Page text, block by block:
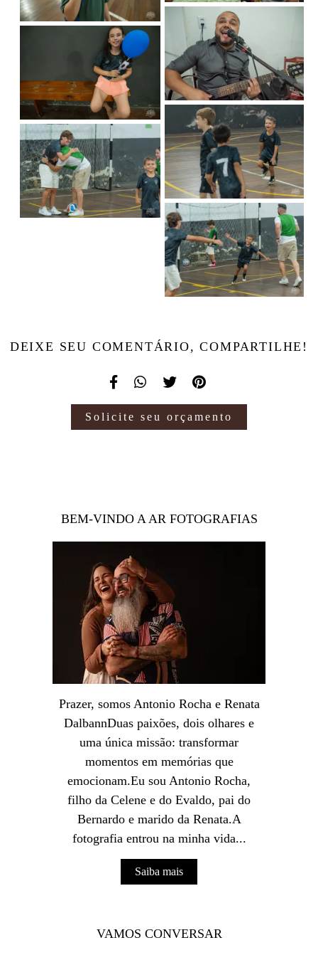
DEIXE SEU COMENTÁRIO, COMPARTILHE!
Solicite seu orçamento
BEM-VINDO A AR FOTOGRAFIAS
Prazer, somos Antonio Rocha e Renata
DalbannDuas paixões, dois olhares e
uma única missão: transformar
momentos em memórias que
emocionam.Eu sou Antonio Rocha,
filho da Celene e do Evaldo, pai do
Bernardo e marido da Renata.A
fotografia entrou na minha vida...
Saiba mais
VAMOS CONVERSAR